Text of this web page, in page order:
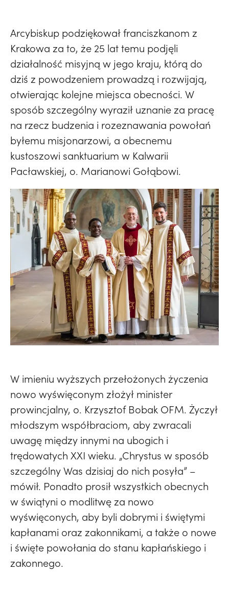
Arcybiskup podziękował franciszkanom z
Krakowa za to, że 25 lat temu podjęli
działalność misyjną w jego kraju, którą do
dziś z powodzeniem prowadzą i rozwijają,
otwierając kolejne miejsca obecności. W
sposób szczególny wyraził uznanie za pracę
na rzecz budzenia i rozeznawania powołań
byłemu misjonarzowi, a obecnemu
kustoszowi sanktuarium w Kalwarii
Pacławskiej, o. Marianowi Gołąbowi.
W imieniu wyższych przełożonych życzenia
nowo wyświęconym złożył minister
prowincjalny, o. Krzysztof Bobak OFM. Życzył
młodszym współbraciom, aby zwracali
uwagę między innymi na ubogich i
trędowatych XXI wieku. „Chrystus w sposób
szczególny Was dzisiaj do nich posyła” –
mówił. Ponadto prosił wszystkich obecnych
w świątyni o modlitwę za nowo
wyświęconych, aby byli dobrymi i świętymi
kapłanami oraz zakonnikami, a także o nowe
i święte powołania do stanu kapłańskiego i
zakonnego.